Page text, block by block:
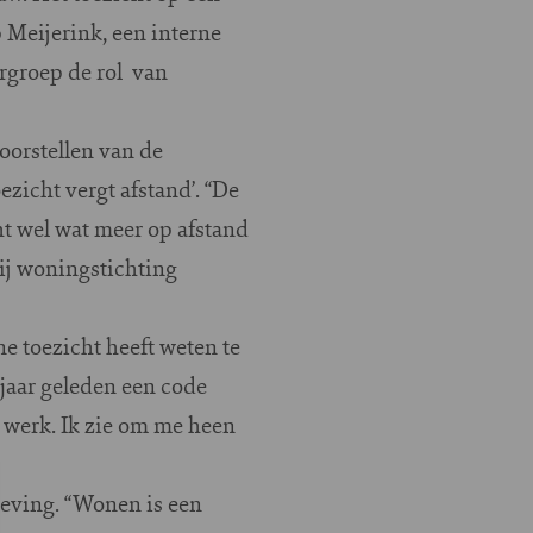
een interne
de rol van
van de
vergt afstand’. “De
wel wat meer op afstand
woningstichting
toezicht heeft weten te
geleden een code
Ik zie om me heen
“Wonen is een